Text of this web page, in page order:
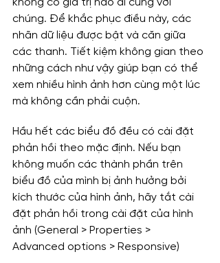
không có giá trị nào đi cùng với
chúng. Để khắc phục điều này, các
nhãn dữ liệu được bật và căn giữa
các thanh. Tiết kiệm không gian theo
những cách như vậy giúp bạn có thể
xem nhiều hình ảnh hơn cùng một lúc
mà không cần phải cuộn.
Hầu hết các biểu đồ đều có cài đặt
phản hồi theo mặc định. Nếu bạn
không muốn các thành phần trên
biểu đồ của mình bị ảnh hưởng bởi
kích thước của hình ảnh, hãy tắt cài
đặt phản hồi trong cài đặt của hình
ảnh (General > Properties >
Advanced options > Responsive)